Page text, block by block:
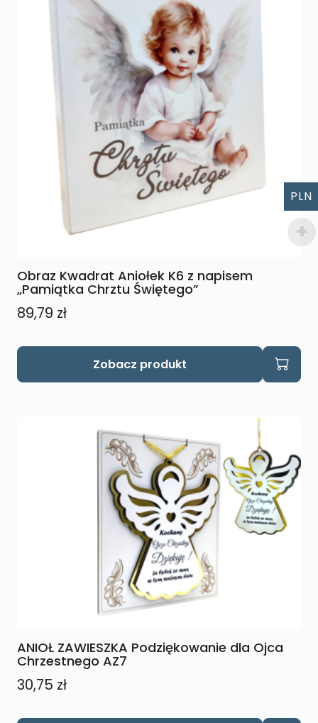
Obraz Kwadrat Aniołek K6 z napisem
„Pamiątka Chrztu Świętego”
89,79 zł
Zobacz produkt
ANIOŁ ZAWIESZKA Podziękowanie dla Ojca
Chrzestnego AZ7
30,75 zł
PLN